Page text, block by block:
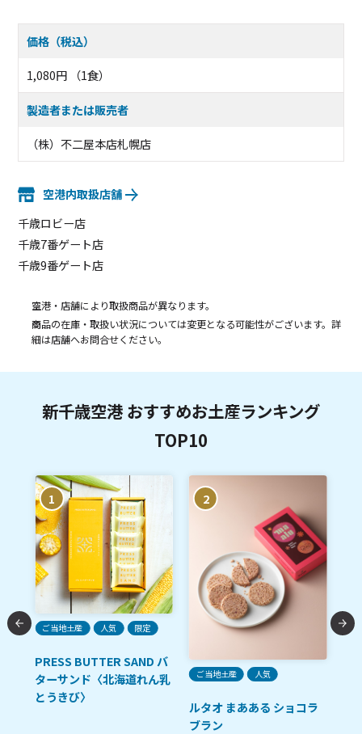
価格（税込）
1,080円 （1食）
製造者または販売者
（株）不二屋本店札幌店
空港内取扱店舗
千歳ロビー店
千歳7番ゲート店
千歳9番ゲート店
空港・店舗により取扱商品が異なります。
商品の在庫・取扱い状況については変更となる可能性がございます。詳
細は店舗へお問合せください。
新千歳空港 おすすめお土産ランキング
TOP10
1
ご当地土産 人気 限定
PRESS BUTTER SAND バ
ターサンド〈北海道れん乳
とうきび〉
2
ご当地土産 人気
ルタオ まあある ショコラ
ブラン
函